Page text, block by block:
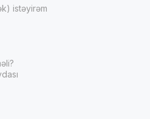
istəyirəm